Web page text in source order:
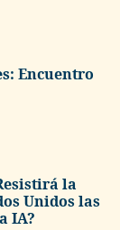
Encuentro
la
Unidos las
IA?